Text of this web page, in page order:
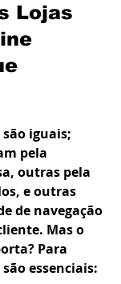
Lojas
iguais;
pela
outras pela
e outras
de navegação
Mas o
Para
essenciais: